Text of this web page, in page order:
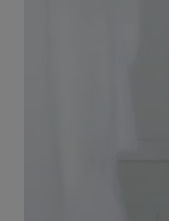
◆こんな時は自動
・温度の異常時：
・転倒時：本体の